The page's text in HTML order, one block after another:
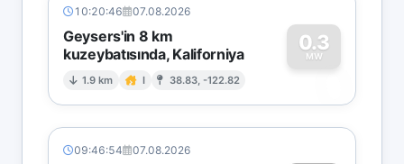
10:20:46 07.08.2026
Geysers'in 8 km
kuzeybatısında, Kaliforniya
1.9 km I 38.83, -122.82
0.3
MW
0
09:46:54 07.08.2026